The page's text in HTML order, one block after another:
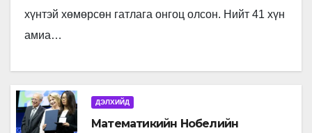
хүнтэй хөмөрсөн гатлага онгоц олсон. Нийт 41 хүн
амиа…
ДЭЛХИЙД
Математикийн Нобелийн